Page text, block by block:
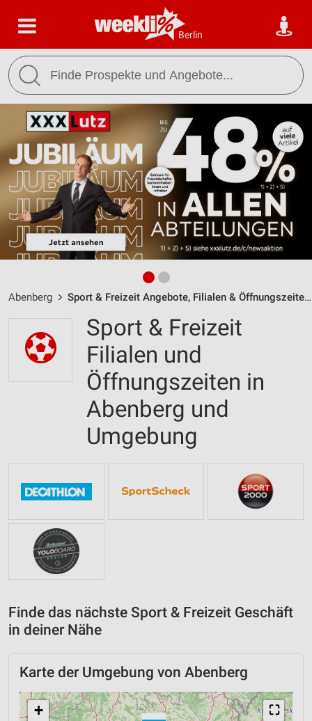
Berlin
Abenberg Sport & Freizeit Angebote, Filialen & Öffnungszeiten
Sport & Freizeit
Filialen und
Öffnungszeiten in
Abenberg und
Umgebung
Finde das nächste Sport & Freizeit Geschäft
in deiner Nähe
Karte der Umgebung von Abenberg
⛶
+